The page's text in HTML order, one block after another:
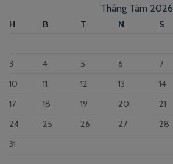
Tháng Tám 2026
H B T N S
3
4 5 6 7
10
11 12 13 14
17
18 19 20 21
24
25 26 27 28
31